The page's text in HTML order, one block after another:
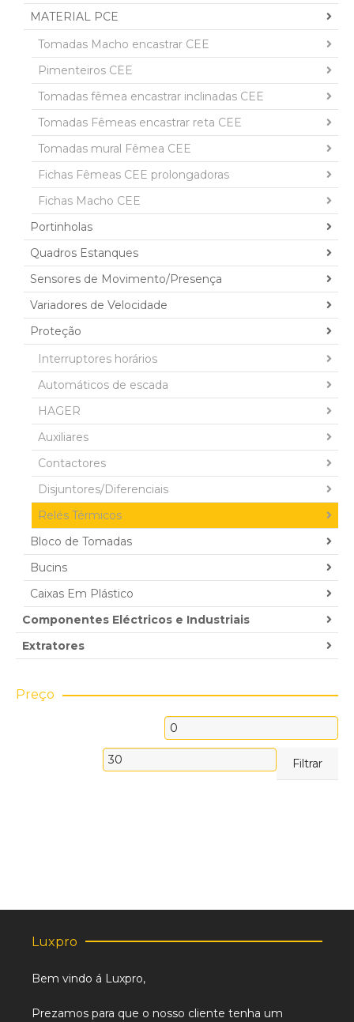
MATERIAL PCE
Tomadas Macho encastrar CEE
Pimenteiros CEE
Tomadas fêmea encastrar inclinadas CEE
Tomadas Fêmeas encastrar reta CEE
Tomadas mural Fêmea CEE
Fichas Fêmeas CEE prolongadoras
Fichas Macho CEE
Portinholas
Quadros Estanques
Sensores de Movimento/Presença
Variadores de Velocidade
Proteção
Interruptores horários
Automáticos de escada
HAGER
Auxiliares
Contactores
Disjuntores/Diferenciais
Relés Térmicos
Bloco de Tomadas
Bucins
Caixas Em Plástico
Componentes Eléctricos e Industriais
Extratores
Preço
Filtrar
Luxpro
Bem vindo á Luxpro,
Prezamos para que o nosso cliente tenha um